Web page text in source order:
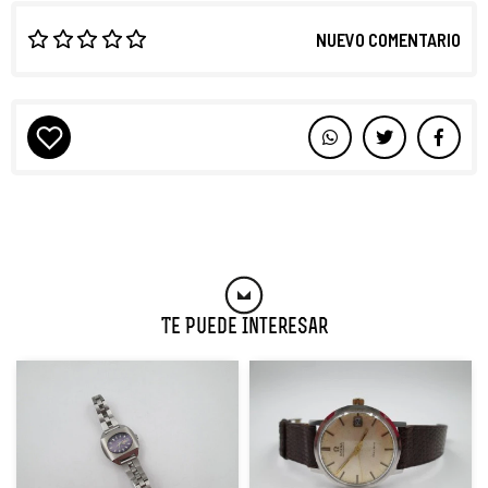
NUEVO COMENTARIO
Te Puede Interesar